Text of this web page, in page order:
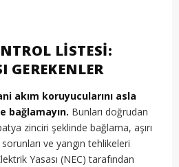
LISTESI:
akım koruyucularını asla
bağlamayın. Bunları doğrudan
zinciri şeklinde bağlama, aşırı
ve yangın tehlikeleri
Yasası (NEC) tarafından